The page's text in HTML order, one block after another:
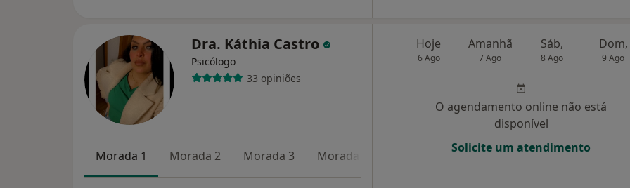
Dra. Káthia Castro
Psicólogo
33 opiniões
Morada 1 Morada 2 Morada 3 Morada 4
Hoje
6 Ago
Amanhã
7 Ago
Sáb,
8 Ago
Dom,
9 Ago
O agendamento online não está
disponível
Solicite um atendimento